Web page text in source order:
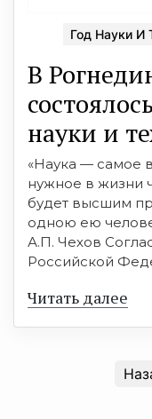
Год Науки И
В
науки и
«Наука — самое
нужное в жизни
будет высшим
одною ею
А.П. Чехов
Российской
Читать далее